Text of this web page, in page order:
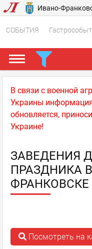
Ивано-
СОБЫТИЯ
В связи с военной
Украины
обновляется,
Украине!
ЗАВЕДЕНИЯ
ПРАЗДНИКА
ФРАНКОВСКЕ
Посмотреть на